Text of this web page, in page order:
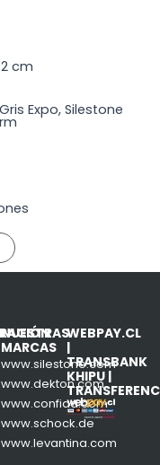
cm
Expo, Silestone
NUESTRAS
MARCAS
www.silestone.com
www.dekton.com
www.confiad.com
www.schock.de
www.levantina.com
WEBPAY.CL
|
TRANSBANK
KHIPU |